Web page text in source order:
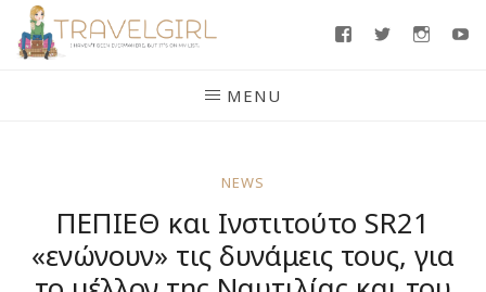
Skip
FacebookTwitter
MENU
NEWS
ΠΕΠΙΕΘ και Ινστιτούτο SR21
«ενώνουν» τις δυνάμεις τους, για